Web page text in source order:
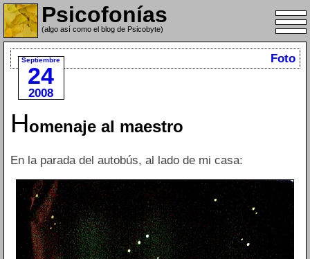
Psicofonías
(algo así como el blog de Psicobyte)
Septiembre
24
2008
Foto
Homenaje al maestro
En la parada del autobús, al lado de mi casa: